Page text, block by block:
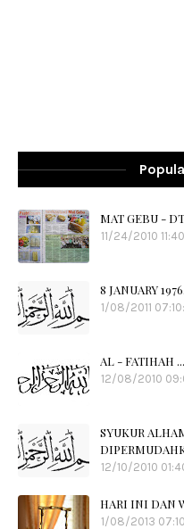
MAT GEBU -
11/24/2010
8 JANUARY
1/08/2011
AL - FATIHAH
12/08/2010
SYUKUR
12/10/2010
HARI INI DAN
1/08/2013